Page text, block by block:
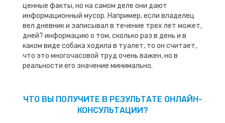
ценные факты, но на самом деле они дают
информационный мусор. Например, если владелец
вел дневник и записывал в течение трех лет может,
дней? информацию о том, сколько раз в день и в
каком виде собака ходила в туалет, то он считает,
что это многочасовой труд очень важен, но в
реальности его значение минимально.
ЧТО ВЫ ПОЛУЧИТЕ В РЕЗУЛЬТАТЕ ОНЛАЙН-
КОНСУЛЬТАЦИИ?